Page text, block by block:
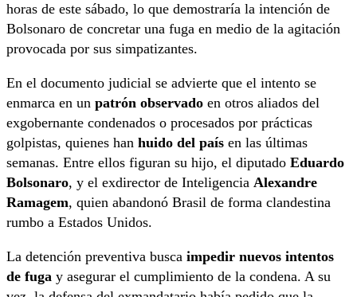
horas de este sábado, lo que demostraría la intención de
Bolsonaro de concretar una fuga en medio de la agitación
provocada por sus simpatizantes.
En el documento judicial se advierte que el intento se
enmarca en un patrón observado en otros aliados del
exgobernante condenados o procesados por prácticas
golpistas, quienes han huido del país en las últimas
semanas. Entre ellos figuran su hijo, el diputado Eduardo
Bolsonaro, y el exdirector de Inteligencia Alexandre
Ramagem, quien abandonó Brasil de forma clandestina
rumbo a Estados Unidos.
La detención preventiva busca impedir nuevos intentos
de fuga y asegurar el cumplimiento de la condena. A su